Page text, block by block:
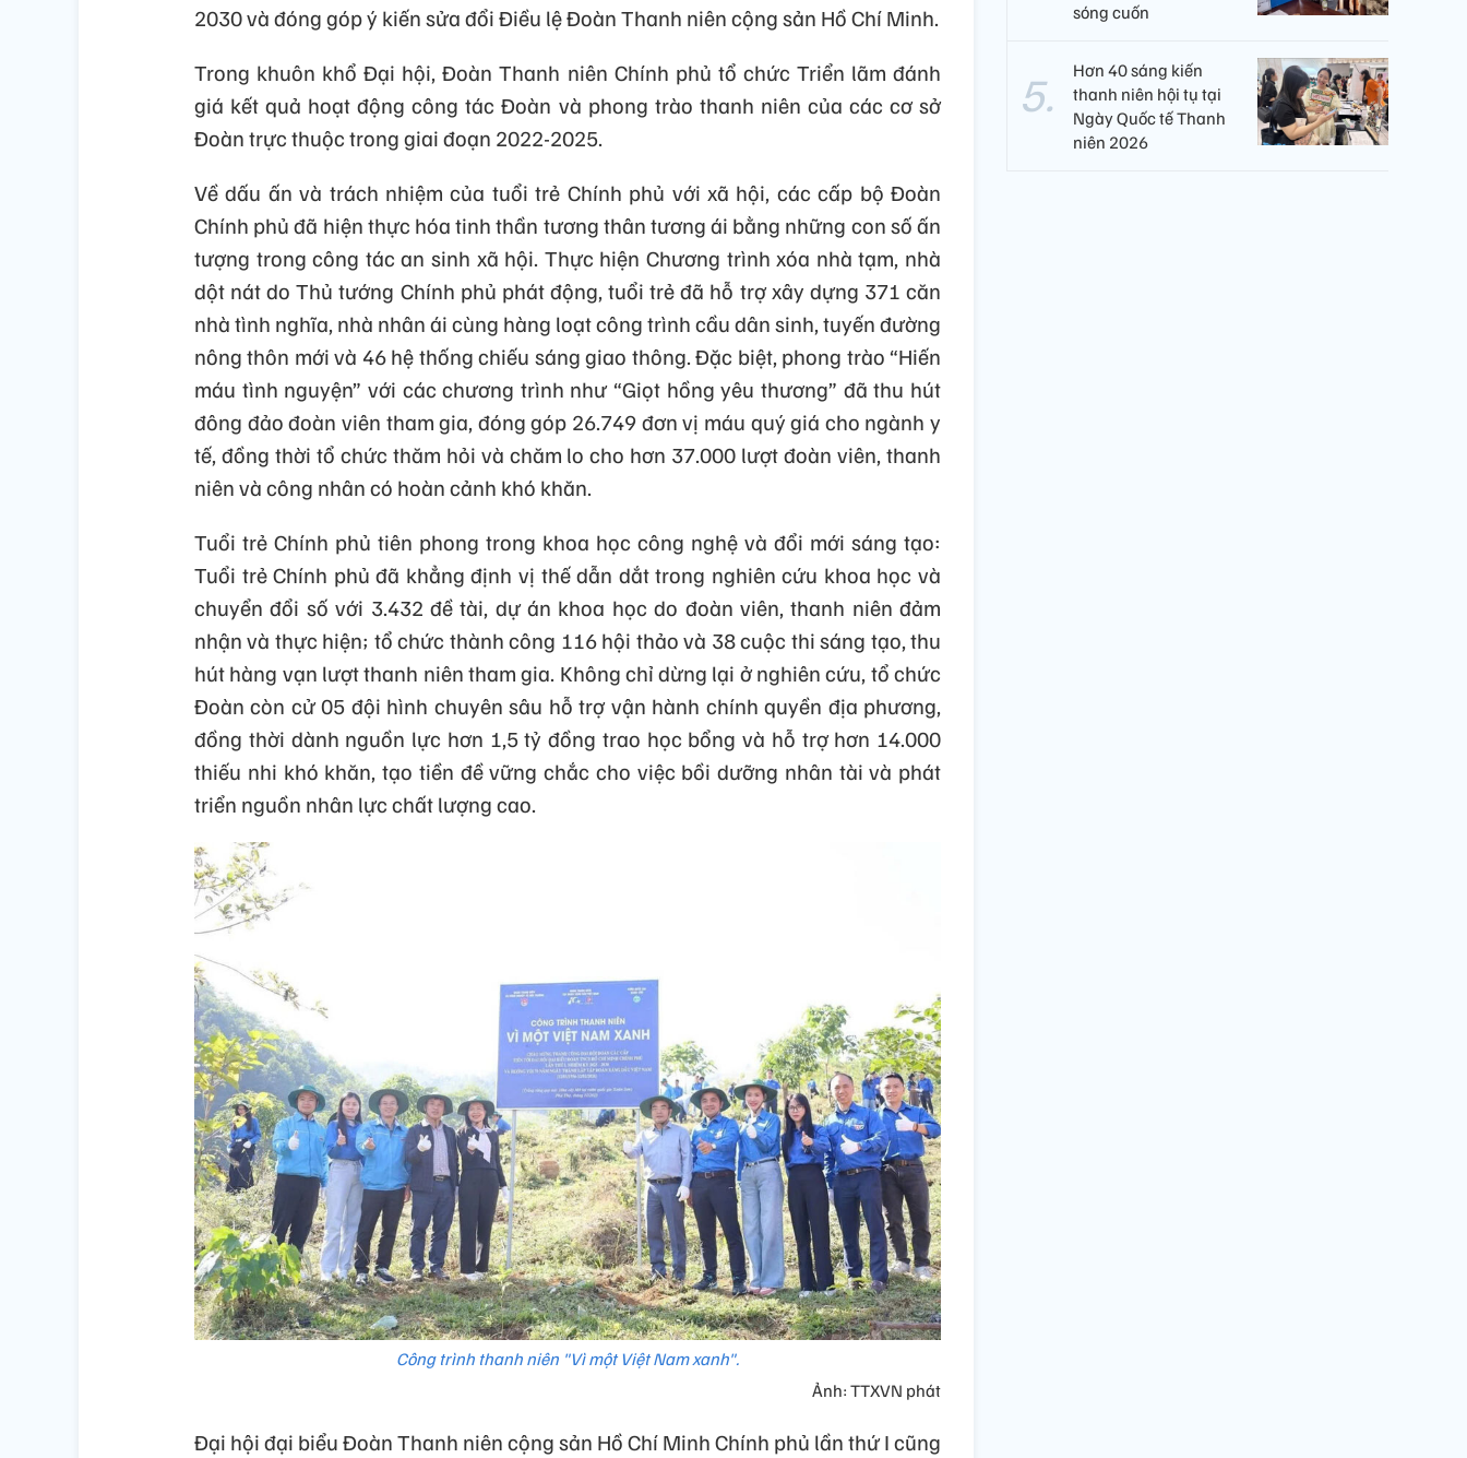
2030 và đóng góp ý kiến sửa đổi Điều lệ Đoàn Thanh niên cộng sản Hồ Chí Minh.
Trong khuôn khổ Đại hội, Đoàn Thanh niên Chính phủ tổ chức Triển lãm đánh
giá kết quả hoạt động công tác Đoàn và phong trào thanh niên của các cơ sở
Đoàn trực thuộc trong giai đoạn 2022-2025.
Về dấu ấn và trách nhiệm của tuổi trẻ Chính phủ với xã hội, các cấp bộ Đoàn
Chính phủ đã hiện thực hóa tinh thần tương thân tương ái bằng những con số ấn
tượng trong công tác an sinh xã hội. Thực hiện Chương trình xóa nhà tạm, nhà
dột nát do Thủ tướng Chính phủ phát động, tuổi trẻ đã hỗ trợ xây dựng 371 căn
nhà tình nghĩa, nhà nhân ái cùng hàng loạt công trình cầu dân sinh, tuyến đường
nông thôn mới và 46 hệ thống chiếu sáng giao thông. Đặc biệt, phong trào “Hiến
máu tình nguyện” với các chương trình như “Giọt hồng yêu thương” đã thu hút
đông đảo đoàn viên tham gia, đóng góp 26.749 đơn vị máu quý giá cho ngành y
tế, đồng thời tổ chức thăm hỏi và chăm lo cho hơn 37.000 lượt đoàn viên, thanh
niên và công nhân có hoàn cảnh khó khăn.
Tuổi trẻ Chính phủ tiên phong trong khoa học công nghệ và đổi mới sáng tạo:
Tuổi trẻ Chính phủ đã khẳng định vị thế dẫn dắt trong nghiên cứu khoa học và
chuyển đổi số với 3.432 đề tài, dự án khoa học do đoàn viên, thanh niên đảm
nhận và thực hiện; tổ chức thành công 116 hội thảo và 38 cuộc thi sáng tạo, thu
hút hàng vạn lượt thanh niên tham gia. Không chỉ dừng lại ở nghiên cứu, tổ chức
Đoàn còn cử 05 đội hình chuyên sâu hỗ trợ vận hành chính quyền địa phương,
đồng thời dành nguồn lực hơn 1,5 tỷ đồng trao học bổng và hỗ trợ hơn 14.000
thiếu nhi khó khăn, tạo tiền đề vững chắc cho việc bồi dưỡng nhân tài và phát
triển nguồn nhân lực chất lượng cao.
Công trình thanh niên "Vì một Việt Nam xanh".
Ảnh: TTXVN phát
Đại hội đại biểu Đoàn Thanh niên cộng sản Hồ Chí Minh Chính phủ lần thứ I cũng
sóng cuốn
Hơn 40 sáng kiến
thanh niên hội tụ tại
Ngày Quốc tế Thanh
niên 2026